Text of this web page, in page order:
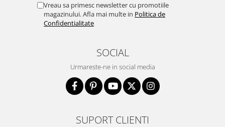
Vreau sa primesc newsletter cu promotiile
magazinului. Afla mai multe in Politica de
Confidentialitate
SOCIAL
Urmareste-ne in social media
SUPORT CLIENTI